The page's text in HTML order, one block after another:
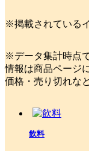
※掲載されている
※データ集計時点
情報は商品ページ
価格・売り切れなど
飲料